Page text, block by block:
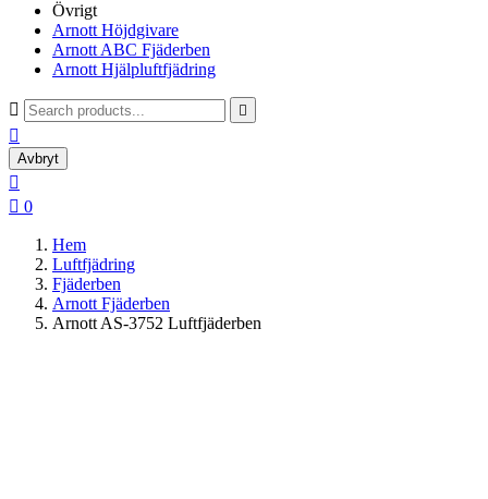
Övrigt
Arnott Höjdgivare
Arnott ABC Fjäderben
Arnott Hjälpluftfjädring
 

Avbryt

 0
Hem
Luftfjädring
Fjäderben
Arnott Fjäderben
Arnott AS-3752 Luftfjäderben